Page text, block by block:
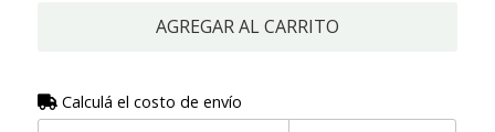
AGREGAR AL CARRITO
Calculá el costo de envío